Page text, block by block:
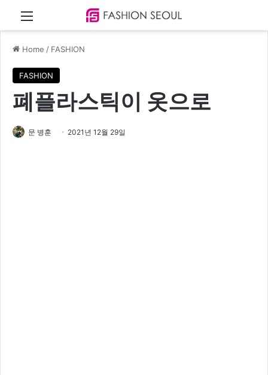
Menu
Home / FASHION
FASHION
폐플라스틱이 옷으로
문 병훈 2021년 12월 29일